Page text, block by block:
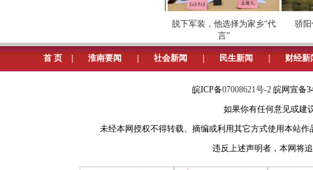
脱下军装，他选择为家乡“代
言”
骄阳
首 页 淮南要闻 社会新闻 民生新闻 财经新
皖ICP备07008621号-2 皖网宣备
如果你有任何意见或建
未经本网授权不得转载、摘编或利用其它方式使用本站
违反上述声明者，本网将